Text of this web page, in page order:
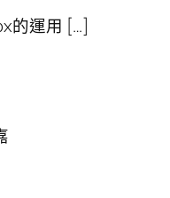
的運用 […]